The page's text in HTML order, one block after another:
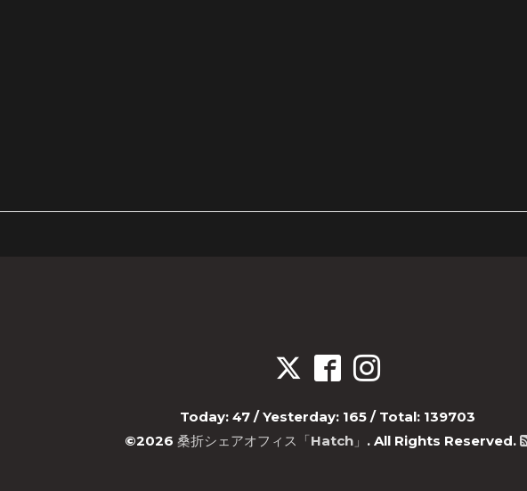
Today: 47 / Yesterday: 165 / Total: 139703
©2026 桑折シェアオフィス「Hatch」 . All Rights Reserved.